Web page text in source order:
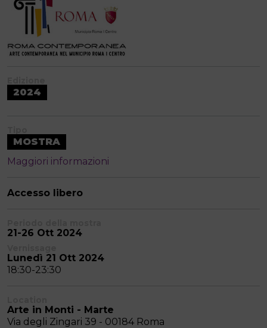
2024
MOSTRA
Maggiori informazioni
Accesso libero
21-26 Ott 2024
Lunedì 21 Ott 2024
18:30-23:30
Arte in Monti - Marte
Via degli Zingari 39 - 00184 Roma